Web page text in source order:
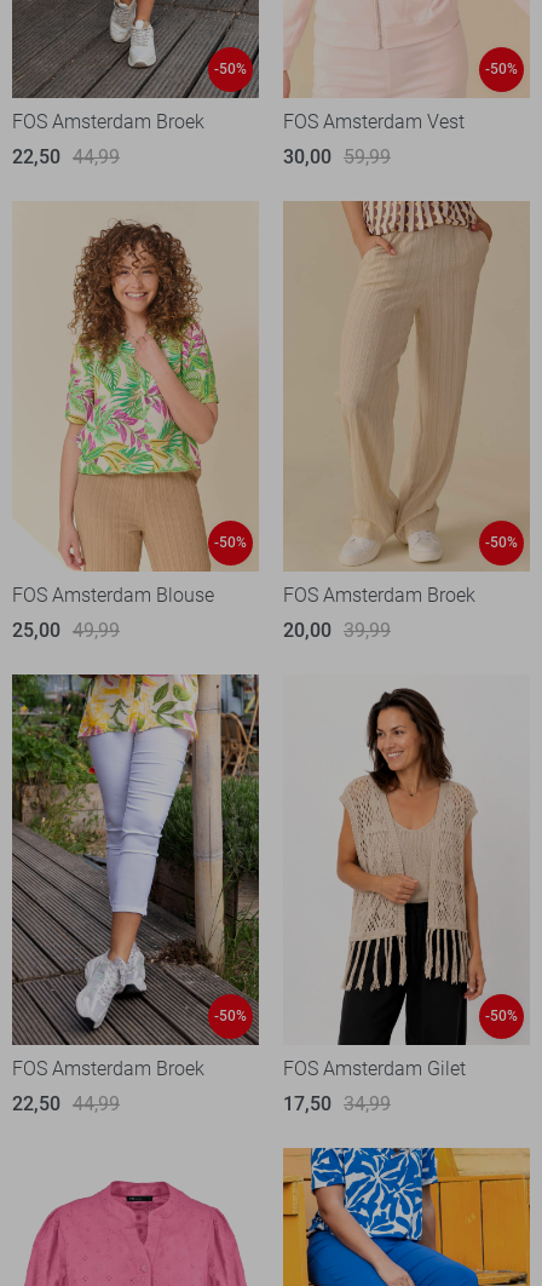
-50%
FOS Amsterdam Broek
22,50 44,99
-50%
FOS Amsterdam Vest
30,00 59,99
-50%
FOS Amsterdam Blouse
25,00 49,99
-50%
FOS Amsterdam Broek
20,00 39,99
-50%
FOS Amsterdam Broek
22,50 44,99
-50%
FOS Amsterdam Gilet
17,50 34,99